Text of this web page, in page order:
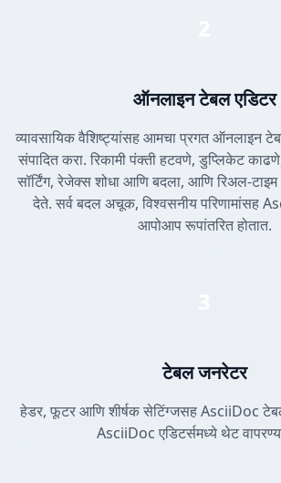
ऑनलाइन टेबल एडिटर
व्यावसायिक वैशिष्ट्यांसह आमचा प्रगत ऑनलाइन
संपादित करा. रिकामी पंक्ती हटवणे, डुप्लिकेट
सॉर्टिंग, रेजेक्स शोधा आणि बदला, आणि रिअल-टाइम
देते. सर्व बदल अचूक, विश्वसनीय परिणामांसह
आपोआप रूपांतरित होतात.
टेबल जनरेटर
हेडर, फूटर आणि शीर्षक सेटिंग्जसह AsciiDoc
AsciiDoc एडिटर्समध्ये थेट